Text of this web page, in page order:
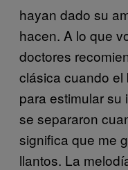
hayan dado su
hacen. A lo que
doctores
clásica cuando el
para estimular su
se separaron
significa que me
llantos. La